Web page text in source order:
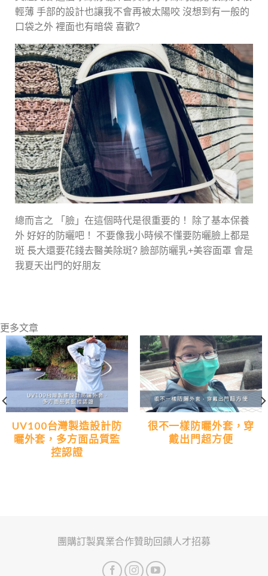
輕薄 手部的設計也讓我不會再被太陽咬 沒想到有一般的
口袋之外 裡面也有暗袋 喜歡?
總而言之 「臉」在這個時代是很重要的！ 除了基本保養
外 好好的防曬吧！ 不要像我小時候不懂要防曬臉上都是
斑 長大還要花錢去醫美除斑? 臉部防曬乳+美容面罩 會是
我夏天出門的好朋友
更多文章
UV100台灣製造設計防
曬外套，多方面品質監
控認證
很不一樣防曬外套，穿
戴出門超方便
團購訂製異業合作贊助回饋人才招募